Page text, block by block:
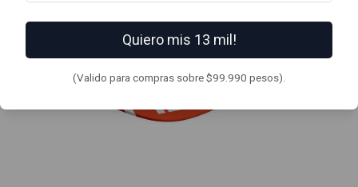
Quiero mis 13 mil!
(Valido para compras sobre $99.990 pesos).